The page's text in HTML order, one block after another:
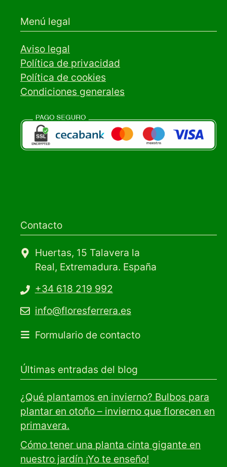
Menú legal
Aviso legal
Política de privacidad
Política de cookies
Condiciones generales
Contacto
Huertas, 15 Talavera la
Real, Extremadura. España
+34 618 219 992
info@floresferrera.es
Formulario de contacto
Últimas entradas del blog
¿Qué plantamos en invierno? Bulbos para
plantar en otoño – invierno que florecen en
primavera.
Cómo tener una planta cinta gigante en
nuestro jardín ¡Yo te enseño!